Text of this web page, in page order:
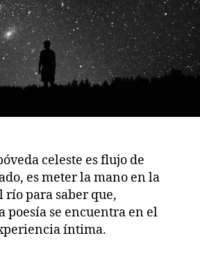
celeste es flujo de
es meter la mano en la
para saber que,
poesía se encuentra en el
íntima.